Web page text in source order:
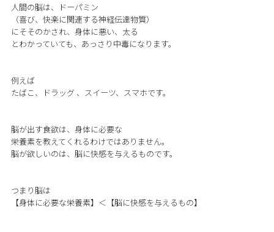
人間の脳は、ドーパミン
（喜び、快楽に関連する神経伝達物質）
にそそのかされ、身体に悪い、太る
とわかっていても、あっさり中毒になります。
例えば
たばこ、ドラッグ 、スイーツ、スマホです。
脳が出す食欲は、身体に必要な
栄養素を教えてくれるわけではありません。
脳が欲しいのは、脳に快感を与えるものです。
つまり脳は
【身体に必要な栄養素】＜【脳に快感を与えるもの】